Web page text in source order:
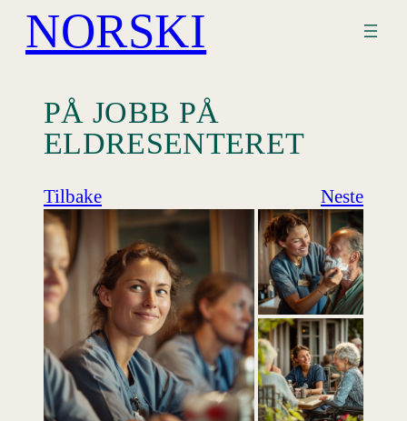
Hopp
NORSKI
PÅ JOBB PÅ
ELDRESENTERET
Tilbake Neste